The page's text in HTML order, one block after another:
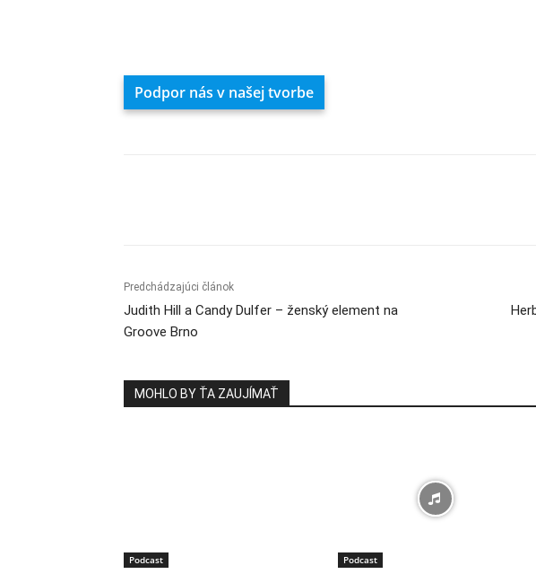
Podpor nás v našej tvorbe
Predchádzajúci článok
Judith Hill a Candy Dulfer – ženský element na
Groove Brno
MOHLO BY ŤA ZAUJÍMAŤ
Podcast Podcast